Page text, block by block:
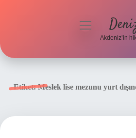
menüyü
Akdeniz’in
Etiket:Meslek lise mezunu yurt